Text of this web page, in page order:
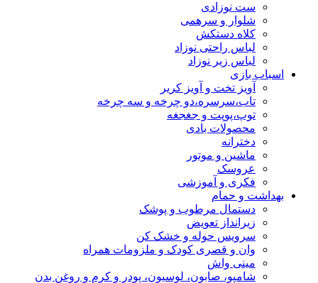
ست نوزادی
شلوار و سرهمی
کلاه دستکش
لباس راحتی نوزاد
لباس زیر نوزاد
اسباب بازی
آویز تخت و آویز کریر
تاب،سرسره،دو چرخه و سه چرخه
توپ،پوپت و جغجغه
محصولات بادی
دخترانه
ماشین و موتور
عروسک
فکری و آموزشی
بهداشت و حمام
دستمال مرطوب و پوشک
زیرانداز تعویض
سرویس حوله و خشک کن
وان و قصری کودک و ملزومات همراه
مینی واش
شامپو، صابون، لوسیون، پودر و کرم و روغن بدن